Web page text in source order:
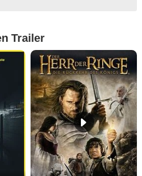
Trailer